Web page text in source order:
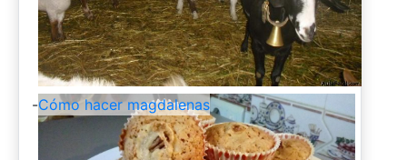
-Cómo hacer magdalenas